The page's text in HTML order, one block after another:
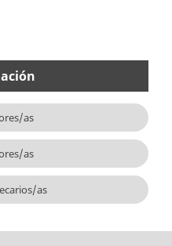
as
as
as